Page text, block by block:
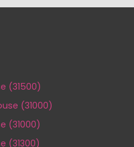
(31500)
(31000)
(31000)
(31300)